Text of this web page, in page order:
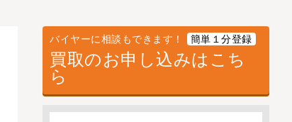
バイヤーに相談もできます！ 簡単１分登録
買取のお申し込みはこち
ら